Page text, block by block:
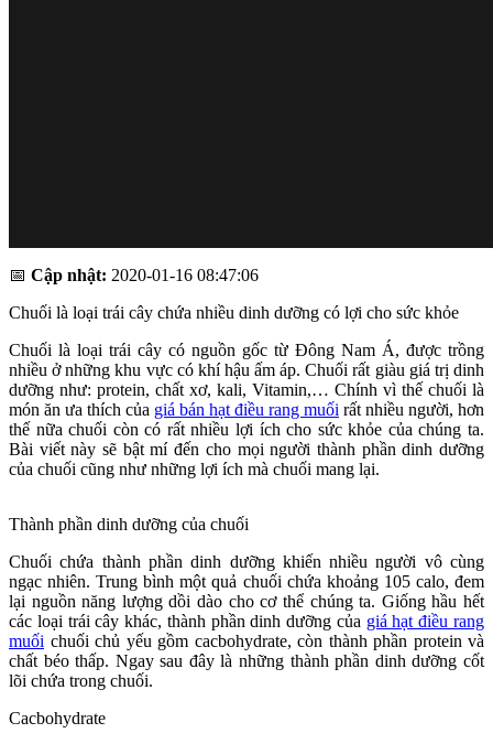
📅 Cập nhật: 2020-01-16 08:47:06
Chuối là loại trái cây chứa nhiều dinh dưỡng có lợi cho sức khỏe
Chuối là loại trái cây có nguồn gốc từ Đông Nam Á, được trồng
nhiều ở những khu vực có khí hậu ấm áp. Chuối rất giàu giá trị dinh
dưỡng như: protein, chất xơ, kali, Vitamin,… Chính vì thế chuối là
món ăn ưa thích của giá bán hạt điều rang muối rất nhiều người, hơn
thế nữa chuối còn có rất nhiều lợi ích cho sức khỏe của chúng ta.
Bài viết này sẽ bật mí đến cho mọi người thành phần dinh dưỡng
của chuối cũng như những lợi ích mà chuối mang lại.
Thành phần dinh dưỡng của chuối
Chuối chứa thành phần dinh dưỡng khiến nhiều người vô cùng
ngạc nhiên. Trung bình một quả chuối chứa khoảng 105 calo, đem
lại nguồn năng lượng dồi dào cho cơ thể chúng ta. Giống hầu hết
các loại trái cây khác, thành phần dinh dưỡng của giá hạt điều rang
muối chuối chủ yếu gồm cacbohydrate, còn thành phần protein và
chất béo thấp. Ngay sau đây là những thành phần dinh dưỡng cốt
lõi chứa trong chuối.
Cacbohydrate